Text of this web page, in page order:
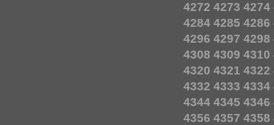
4272 4273 4274
4284 4285 4286
4296 4297 4298
4308 4309 4310
4320 4321 4322
4332 4333 4334
4344 4345 4346
4356 4357 4358